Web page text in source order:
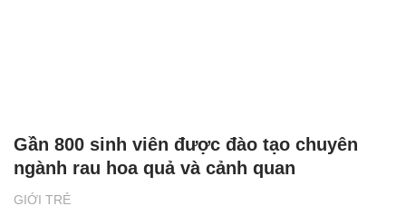
GIỚI TRẺ
Gần 800 sinh viên được đào tạo chuyên
ngành rau hoa quả và cảnh quan